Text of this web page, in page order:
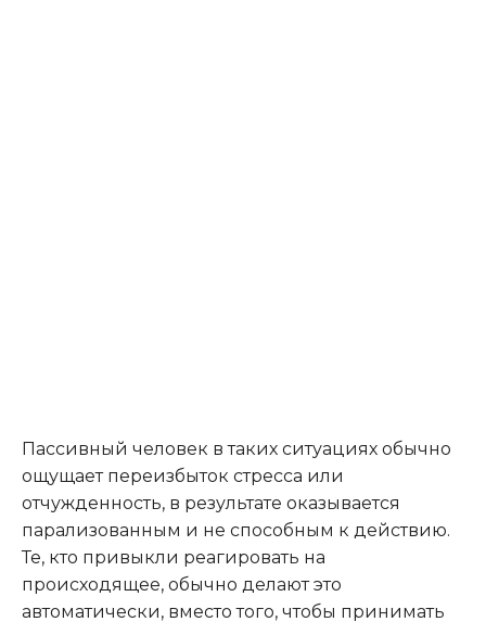
Пассивный человек в таких ситуациях обычно
ощущает переизбыток стресса или
отчужденность, в результате оказывается
парализованным и не способным к действию.
Те, кто привыкли реагировать на
происходящее, обычно делают это
автоматически, вместо того, чтобы принимать